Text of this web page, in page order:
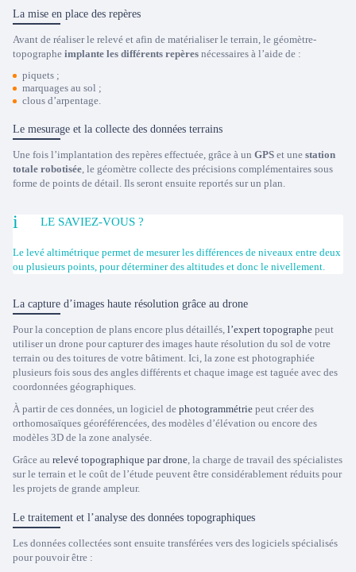
La mise en place des repères
Avant de réaliser le relevé et afin de matérialiser le terrain, le géomètre-
topographe implante les différents repères nécessaires à l’aide de :
piquets ;
marquages au sol ;
clous d’arpentage.
Le mesurage et la collecte des données terrains
Une fois l’implantation des repères effectuée, grâce à un GPS et une station
totale robotisée, le géomètre collecte des précisions complémentaires sous
forme de points de détail. Ils seront ensuite reportés sur un plan.
LE SAVIEZ-VOUS ?
Le levé altimétrique permet de mesurer les différences de niveaux entre deux
ou plusieurs points, pour déterminer des altitudes et donc le nivellement.
La capture d’images haute résolution grâce au drone
Pour la conception de plans encore plus détaillés, l’expert topographe peut
utiliser un drone pour capturer des images haute résolution du sol de votre
terrain ou des toitures de votre bâtiment. Ici, la zone est photographiée
plusieurs fois sous des angles différents et chaque image est taguée avec des
coordonnées géographiques.
À partir de ces données, un logiciel de photogrammétrie peut créer des
orthomosaïques géoréférencées, des modèles d’élévation ou encore des
modèles 3D de la zone analysée.
Grâce au relevé topographique par drone, la charge de travail des spécialistes
sur le terrain et le coût de l’étude peuvent être considérablement réduits pour
les projets de grande ampleur.
Le traitement et l’analyse des données topographiques
Les données collectées sont ensuite transférées vers des logiciels spécialisés
pour pouvoir être :